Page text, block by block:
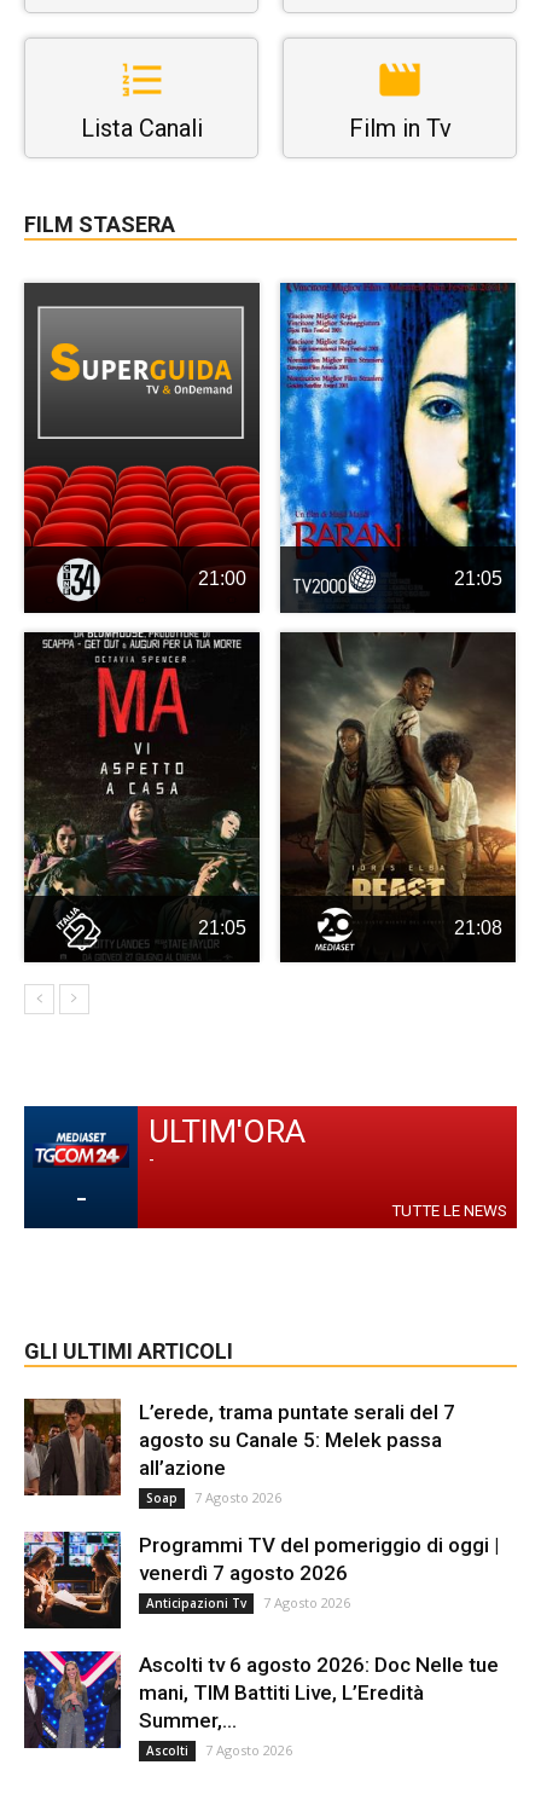
Lista Canali Film in Tv
FILM STASERA
21:00 21:05
21:05 21:08
-
ULTIM'ORA
-
TUTTE LE NEWS
GLI ULTIMI ARTICOLI
L’erede, trama puntate serali del 7
agosto su Canale 5: Melek passa
all’azione
Soap 7 Agosto 2026
Programmi TV del pomeriggio di oggi |
venerdì 7 agosto 2026
Anticipazioni Tv 7 Agosto 2026
Ascolti tv 6 agosto 2026: Doc Nelle tue
mani, TIM Battiti Live, L’Eredità
Summer,...
Ascolti 7 Agosto 2026